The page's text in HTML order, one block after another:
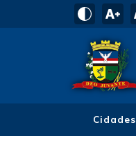
Cidades